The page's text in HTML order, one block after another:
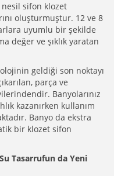
nesil sifon klozet
oluşturmuştur. 12 ve 8
uyumlu bir şekilde
değer ve şıklık yaratan
geldiği son noktayı
parça ve
Banyolarınız
kazanırken kullanım
Banyo da ekstra
bir klozet sifon
Tasarrufun da Yeni